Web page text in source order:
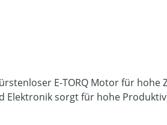
E-TORQ Motor für hohe
Elektronik sorgt für hohe